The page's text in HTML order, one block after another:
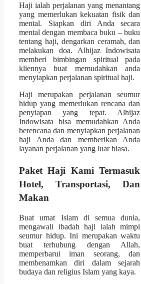
Haji ialah perjalanan yang menantang
yang memerlukan kekuatan fisik dan
mental. Siapkan diri Anda secara
mental dengan membaca buku – buku
tentang haji, dengarkan ceramah, dan
melakukan doa. Alhijaz Indowisata
memberi bimbingan spiritual pada
kliennya buat memudahkan anda
menyiapkan perjalanan spiritual haji.
Haji merupakan perjalanan seumur
hidup yang memerlukan rencana dan
penyiapan yang tepat. Alhijaz
Indowisata bisa memudahkan Anda
berencana dan menyiapkan perjalanan
haji Anda dan memberikan Anda
layanan perjalanan yang luar biasa.
Paket Haji Kami Termasuk
Hotel, Transportasi, Dan
Makan
Buat umat Islam di semua dunia,
mengawali ibadah haji ialah mimpi
seumur hidup. Ini merupakan waktu
buat terhubung dengan Allah,
memperbarui iman seorang, dan
membenamkan diri dalam sejarah
budaya dan religius Islam yang kaya.